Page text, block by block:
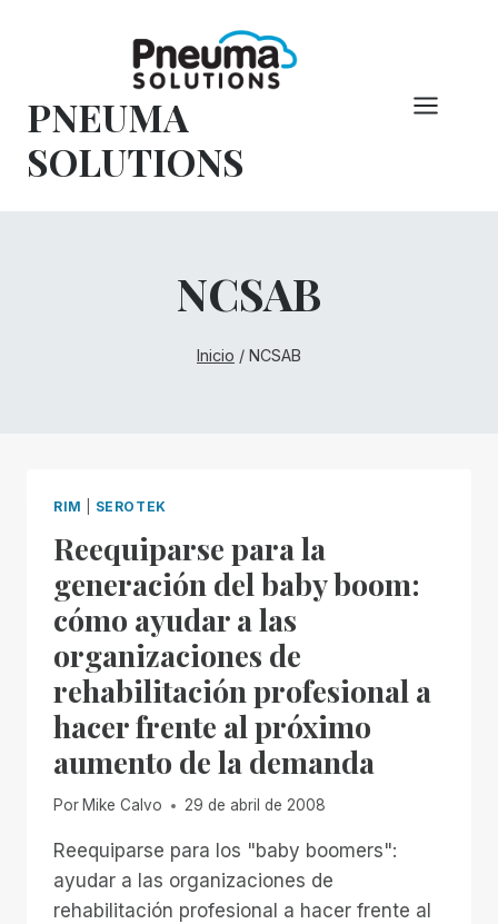
PNEUMA
SOLUTIONS
NCSAB
Inicio / NCSAB
RIM SEROTEK
Reequiparse para la
generación del baby boom:
cómo ayudar a las
organizaciones de
rehabilitación profesional a
hacer frente al próximo
aumento de la demanda
Por Mike Calvo 29 de abril de 2008
Reequiparse para los "baby boomers":
ayudar a las organizaciones de
rehabilitación profesional a hacer frente al